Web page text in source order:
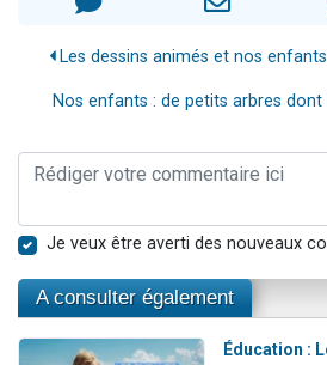
Les dessins animés et nos
Nos enfants : de petits arbres
Je veux être averti des nouveaux
A consulter également
Éducation :